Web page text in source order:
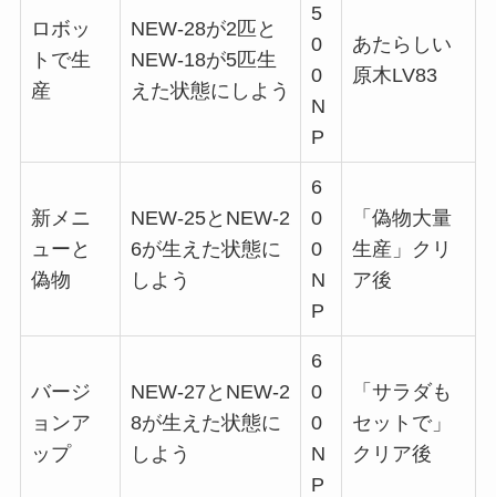
ロボッ
トで生
産
NEW-28が2匹と
NEW-18が5匹生
えた状態にしよう
5
0
0
N
P
あたらしい
原木LV83
新メニ
ューと
偽物
NEW-25とNEW-2
6が生えた状態に
しよう
6
0
0
N
P
「偽物大量
生産」クリ
ア後
バージ
ョンア
ップ
NEW-27とNEW-2
8が生えた状態に
しよう
6
0
0
N
P
「サラダも
セットで」
クリア後